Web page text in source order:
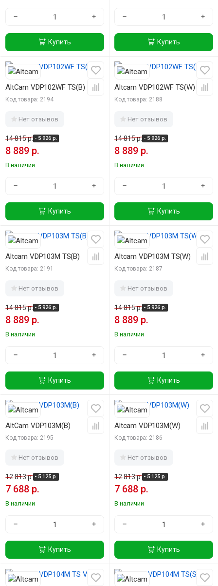
− +
Купить
− +
Купить
-40%
AltCam VDP102WF TS(B)
Код товара: 2194
Нет отзывов
14 815 р. - 5 926 р.
8 889 р.
В наличии
− +
Купить
-40%
Altcam VDP102WF TS(W)
Код товара: 2188
Нет отзывов
14 815 р. - 5 926 р.
8 889 р.
В наличии
− +
Купить
-40%
Altcam VDP103M TS(B)
Код товара: 2191
Нет отзывов
14 815 р. - 5 926 р.
8 889 р.
В наличии
− +
Купить
-40%
Altcam VDP103M TS(W)
Код товара: 2187
Нет отзывов
14 815 р. - 5 926 р.
8 889 р.
В наличии
− +
Купить
-40%
AltCam VDP103M(B)
Код товара: 2195
Нет отзывов
12 813 р. - 5 125 р.
7 688 р.
В наличии
− +
Купить
-40%
Altcam VDP103M(W)
Код товара: 2186
Нет отзывов
12 813 р. - 5 125 р.
7 688 р.
В наличии
− +
Купить
-40% -40%